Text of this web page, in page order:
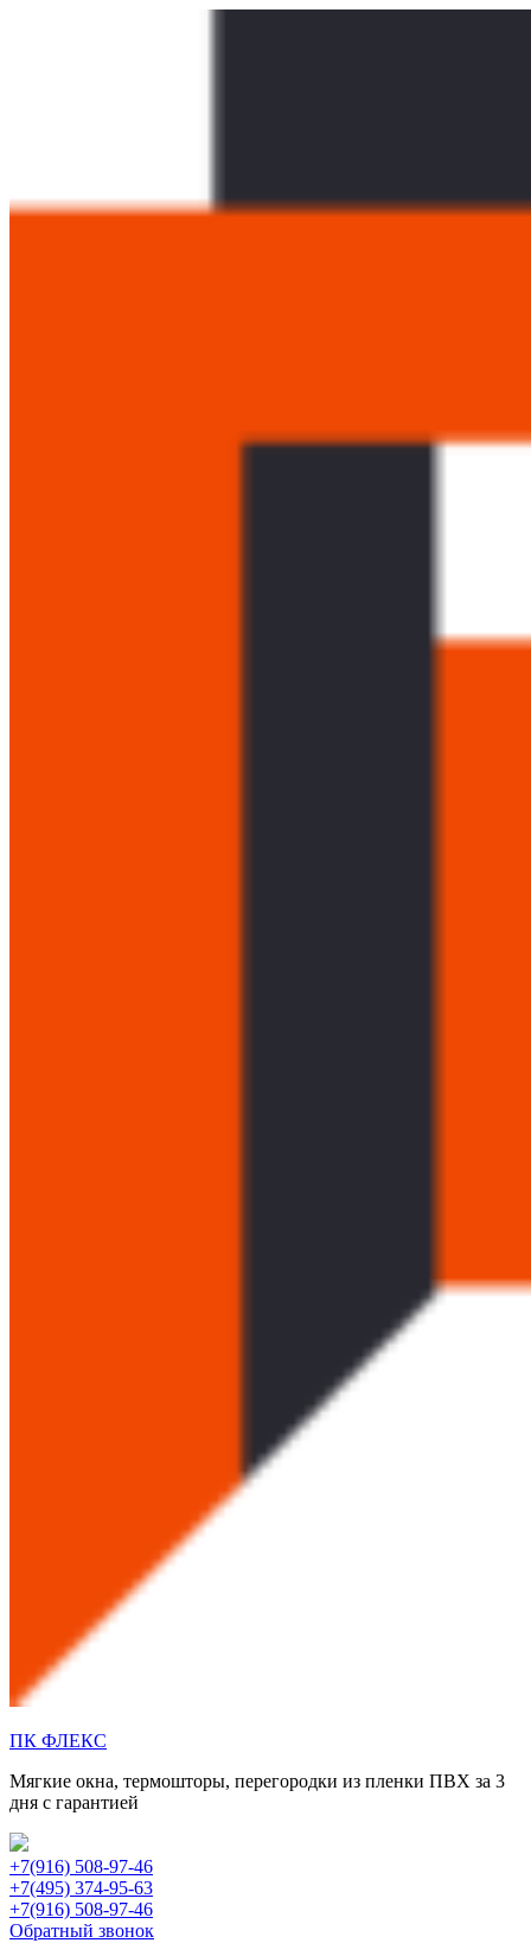
ПК ФЛЕКС
Мягкие окна, термошторы, перегородки из пленки ПВХ за 3
дня с гарантией
+7(916) 508-97-46
+7(495) 374-95-63
+7(916) 508-97-46
Обратный звонок